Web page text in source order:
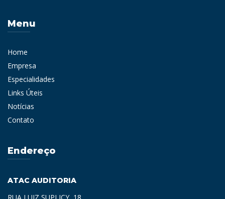
Menu
Home
Empresa
Especialidades
Links Úteis
Notícias
Contato
Endereço
ATAC AUDITORIA